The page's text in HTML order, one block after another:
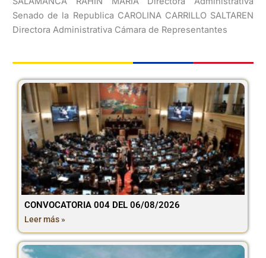
Senado de la Republica CAROLINA CARRILLO SALTAREN
Directora Administrativa Cámara de Representantes
CONVOCATORIA 004 DEL 06/08/2026
Leer más »